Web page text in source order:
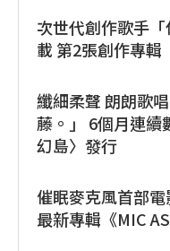
次世代創作歌手
載 第2張創作專輯
纖細柔聲 朗朗歌
藤。」 6個月連續
幻島〉發行
催眠麥克風首部
最新專輯《MIC